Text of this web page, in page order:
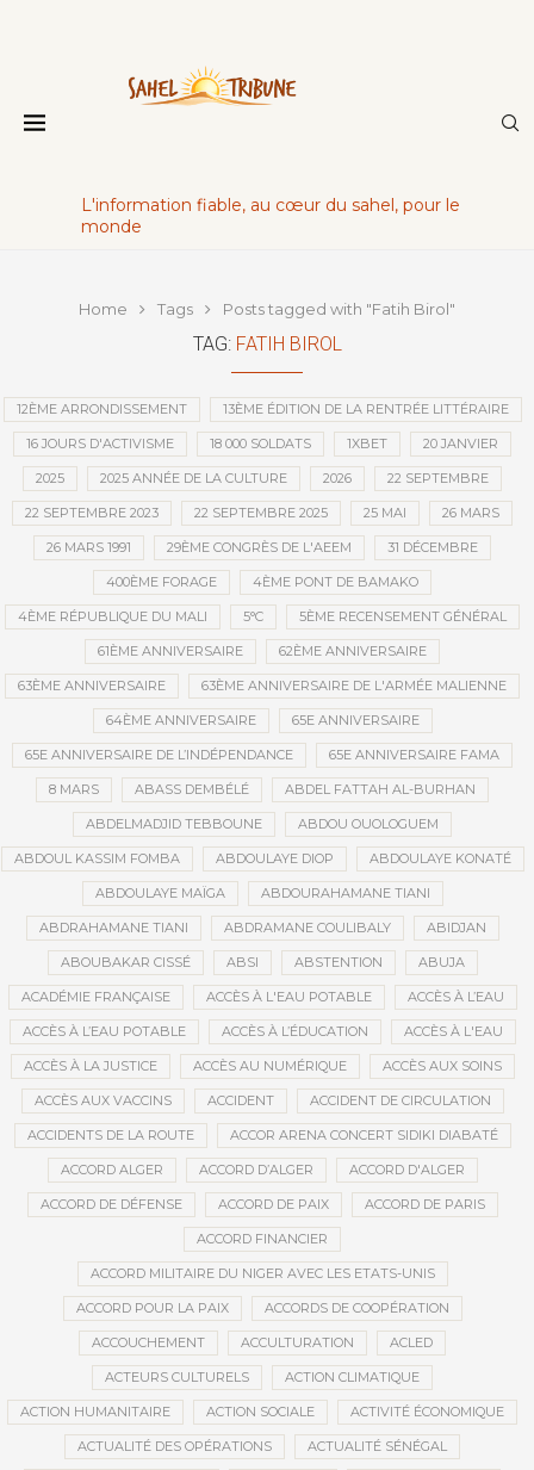
L'information fiable, au cœur du sahel, pour le
monde
Home Tags Posts tagged with "Fatih Birol"
TAG: FATIH BIROL
12ÈME ARRONDISSEMENT 13ÈME ÉDITION DE LA RENTRÉE LITTÉRAIRE
16 JOURS D'ACTIVISME 18 000 SOLDATS 1XBET 20 JANVIER
2025 2025 ANNÉE DE LA CULTURE 2026 22 SEPTEMBRE
22 SEPTEMBRE 2023 22 SEPTEMBRE 2025 25 MAI 26 MARS
26 MARS 1991 29ÈME CONGRÈS DE L'AEEM 31 DÉCEMBRE
400ÈME FORAGE 4ÈME PONT DE BAMAKO
4ÈME RÉPUBLIQUE DU MALI 5°C 5ÈME RECENSEMENT GÉNÉRAL
61ÈME ANNIVERSAIRE 62ÈME ANNIVERSAIRE
63ÈME ANNIVERSAIRE 63ÈME ANNIVERSAIRE DE L'ARMÉE MALIENNE
64ÈME ANNIVERSAIRE 65E ANNIVERSAIRE
65E ANNIVERSAIRE DE L’INDÉPENDANCE 65E ANNIVERSAIRE FAMA
8 MARS ABASS DEMBÉLÉ ABDEL FATTAH AL-BURHAN
ABDELMADJID TEBBOUNE ABDOU OUOLOGUEM
ABDOUL KASSIM FOMBA ABDOULAYE DIOP ABDOULAYE KONATÉ
ABDOULAYE MAÏGA ABDOURAHAMANE TIANI
ABDRAHAMANE TIANI ABDRAMANE COULIBALY ABIDJAN
ABOUBAKAR CISSÉ ABSI ABSTENTION ABUJA
ACADÉMIE FRANÇAISE ACCÈS À L'EAU POTABLE ACCÈS À L’EAU
ACCÈS À L’EAU POTABLE ACCÈS À L’ÉDUCATION ACCÈS À L'EAU
ACCÈS À LA JUSTICE ACCÈS AU NUMÉRIQUE ACCÈS AUX SOINS
ACCÈS AUX VACCINS ACCIDENT ACCIDENT DE CIRCULATION
ACCIDENTS DE LA ROUTE ACCOR ARENA CONCERT SIDIKI DIABATÉ
ACCORD ALGER ACCORD D’ALGER ACCORD D'ALGER
ACCORD DE DÉFENSE ACCORD DE PAIX ACCORD DE PARIS
ACCORD FINANCIER
ACCORD MILITAIRE DU NIGER AVEC LES ETATS-UNIS
ACCORD POUR LA PAIX ACCORDS DE COOPÉRATION
ACCOUCHEMENT ACCULTURATION ACLED
ACTEURS CULTURELS ACTION CLIMATIQUE
ACTION HUMANITAIRE ACTION SOCIALE ACTIVITÉ ÉCONOMIQUE
ACTUALITÉ DES OPÉRATIONS ACTUALITÉ SÉNÉGAL